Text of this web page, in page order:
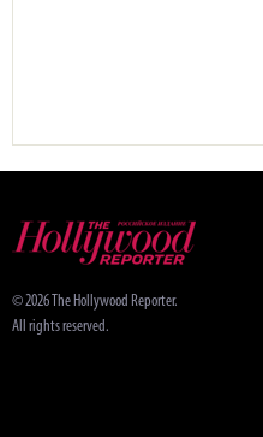
© 2026 The Hollywood Reporter.
All rights reserved.